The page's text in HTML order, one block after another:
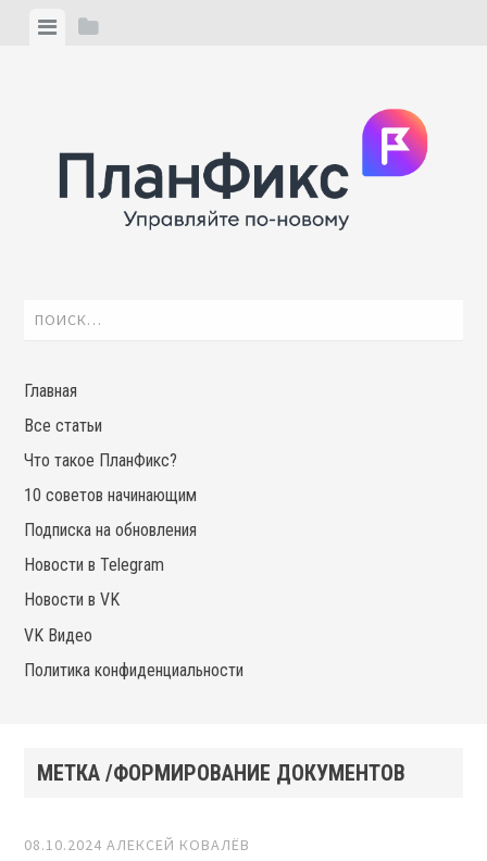
ViewView
Найти:
Главная
Все статьи
Что такое ПланФикс?
10 советов начинающим
Подписка на обновления
Новости в Telegram
Новости в VK
VK Видео
Политика конфиденциальности
МЕТКА /ФОРМИРОВАНИЕ ДОКУМЕНТОВ
08.10.2024 АЛЕКСЕЙ КОВАЛЁВ